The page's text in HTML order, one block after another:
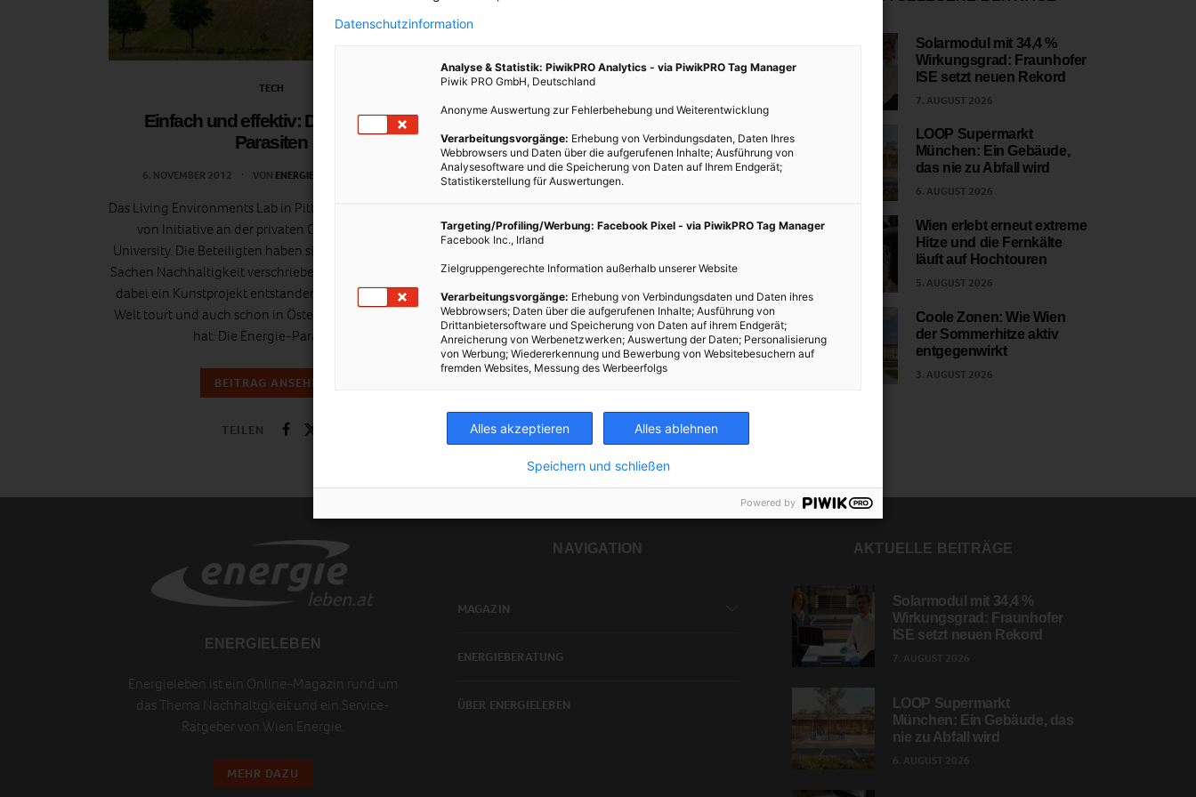
TECH
Einfach und effektiv: Die Energie-
Parasiten
6. NOVEMBER 2012 VON ENERGIELEBEN REDAKTION
Das Living Environments Lab in Pittsburgh, USA, ist eine
von Initiative an der privaten Carnegie Mellon
University. Die Beteiligten haben sich der Forschung in
Sachen Nachhaltigkeit verschrieben. Unter anderem ist
dabei ein Kunstprojekt entstanden, das um die ganze
Welt tourt und auch schon in Österreich Halt gemacht
hat: Die Energie-Parasiten.
BEITRAG ANSEHEN
TEILEN
Solarmodul mit 34,4 %
Wirkungsgrad: Fraunhofer
ISE setzt neuen Rekord
7. AUGUST 2026
LOOP Supermarkt
München: Ein Gebäude,
das nie zu Abfall wird
6. AUGUST 2026
Wien erlebt erneut extreme
Hitze und die Fernkälte
läuft auf Hochtouren
5. AUGUST 2026
Coole Zonen: Wie Wien
der Sommerhitze aktiv
entgegenwirkt
3. AUGUST 2026
ENERGIELEBEN
Energieleben ist ein Online-Magazin rund um
das Thema Nachhaltigkeit und ein Service-
Ratgeber von Wien Energie.
MEHR DAZU
NAVIGATION
MAGAZIN
ENERGIEBERATUNG
ÜBER ENERGIELEBEN
AKTUELLE BEITRÄGE
Solarmodul mit 34,4 %
Wirkungsgrad: Fraunhofer
ISE setzt neuen Rekord
LOOP Supermarkt
München: Ein Gebäude, das
nie zu Abfall wird
Datenschutzinformation
Analyse & Statistik: PiwikPRO Analytics - via PiwikPRO Tag Manager
Piwik PRO GmbH, Deutschland
Anonyme Auswertung zur Fehlerbehebung und Weiterentwicklung
Verarbeitungsvorgänge: Erhebung von Verbindungsdaten, Daten Ihres
Webbrowsers und Daten über die aufgerufenen Inhalte; Ausführung von
Analysesoftware und die Speicherung von Daten auf Ihrem Endgerät;
Statistikerstellung für Auswertungen.
Targeting/Profiling/Werbung: Facebook Pixel - via PiwikPRO Tag Manager
Facebook Inc., Irland
Zielgruppengerechte Information außerhalb unserer Website
Verarbeitungsvorgänge: Erhebung von Verbindungsdaten und Daten ihres
Webbrowsers; Daten über die aufgerufenen Inhalte; Ausführung von
Drittanbietersoftware und Speicherung von Daten auf ihrem Endgerät;
Anreicherung von Werbenetzwerken; Auswertung der Daten; Personalisierung
von Werbung; Wiedererkennung und Bewerbung von Websitebesuchern auf
fremden Websites, Messung des Werbeerfolgs
Alles akzeptieren Alles ablehnen
Speichern und schließen
Powered by